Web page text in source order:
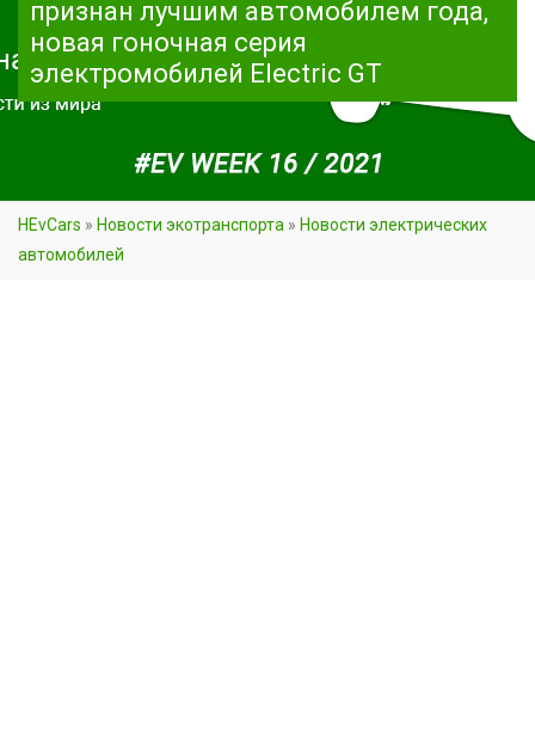
признан лучшим автомобилем года,
новая гоночная серия
электромобилей Electric GT
HEvCars » Новости экотранспорта » Новости электрических
автомобилей